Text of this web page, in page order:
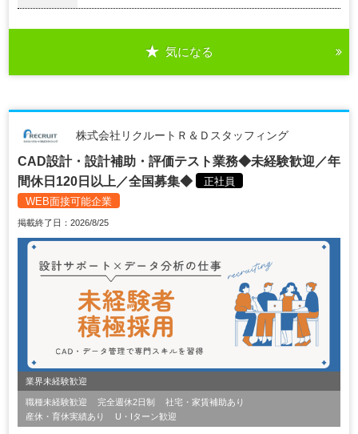
気になる
株式会社リクルートＲ＆Ｄスタッフィング
CAD設計・設計補助・評価テスト業務◆未経験歓迎／年
間休日120日以上／全国募集◆
正社員
WEB面接可能企業
掲載終了日：2026/8/25
業界未経験歓迎
職種未経験歓迎 完全週休2日制
社宅・家賃補助あり
産休・育休実績あり
U・Iターン歓迎